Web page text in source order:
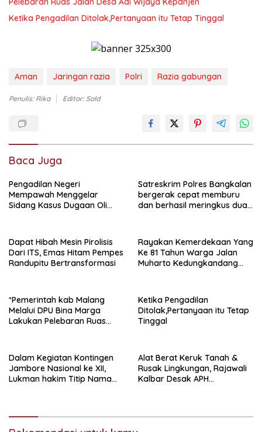
Ketika Pengadilan Ditolak,Pertanyaan itu Tetap Tinggal
Aman Jaringan razia Polri Razia gabungan
Penulis: Rika Editor: Sold
Baca Juga
Pengadilan Negeri
Mempawah Menggelar
Sidang Kasus Dugaan Oli
Penipuan Dari Jaringan
Pemasok PT. DAB
Satreskrim Polres Bangkalan
bergerak cepat memburu
dan berhasil meringkus dua
Sidoarjo dan HP (25) warga
Tulungagung.
Dapat Hibah Mesin Pirolisis
Dari ITS, Emas Hitam Pempes
Randupitu Bertransformasi
Rayakan Kemerdekaan Yang
Ke 81 Tahun Warga Jalan
Muharto Kedungkandang
*Pemerintah kab Malang
Melalui DPU Bina Marga
Lakukan Pelebaran Ruas
Ketika Pengadilan
Ditolak,Pertanyaan itu Tetap
Tinggal
Dalam Kegiatan Kontingen
Jambore Nasional ke XII,
Lukman hakim Titip Nama
Alat Berat Keruk Tanah &
Rusak Lingkungan, Rajawali
Kalbar Desak APH